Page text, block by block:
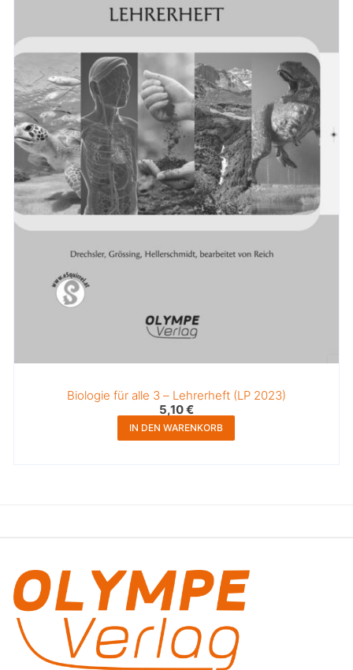
Biologie für alle 3 – Lehrerheft (LP 2023)
5,10€
IN DEN WARENKORB